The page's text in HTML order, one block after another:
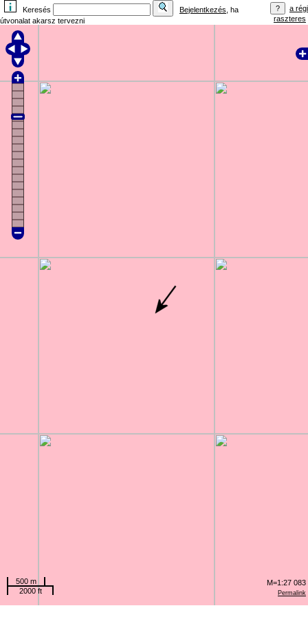
Keresés Bejelentkezés , ha
útvonalat akarsz tervezni
a régi
raszteres
Permalink
500 m
2000 ft
M=1:27 083